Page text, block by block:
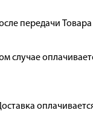
передачи
случае